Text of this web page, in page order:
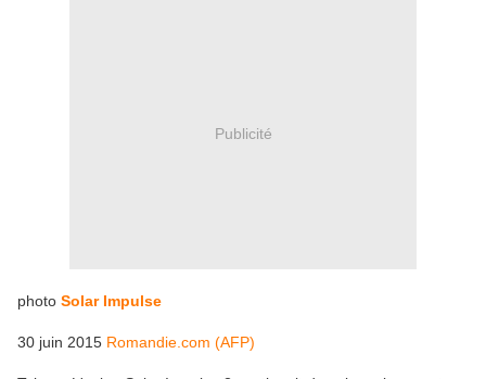
Publicité
photo Solar Impulse
30 juin 2015 Romandie.com (AFP)